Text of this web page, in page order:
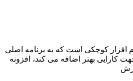
کوچکی است که به برنامه اصلی
بهتر اضافه می کند، افزونه